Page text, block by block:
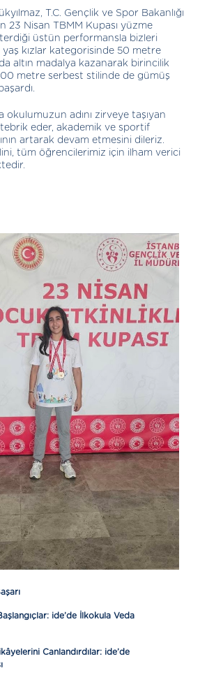
ide’de İlkokula Veda
Canlandırdılar: ide’de
T.C. Gençlik ve Spor Bakanlığı
23 Nisan TBMM Kupası yüzme
üstün performansla bizleri
yaş kızlar kategorisinde 50 metre
altın madalya kazanarak birincilik
metre serbest stilinde de gümüş
okulumuzun adını zirveye taşıyan
eder, akademik ve sportif
artarak devam etmesini dileriz.
tüm öğrencilerimiz için ilham verici